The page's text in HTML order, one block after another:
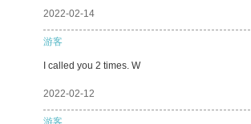
2022-02-14
游客
I called you 2 times. W
2022-02-12
游客